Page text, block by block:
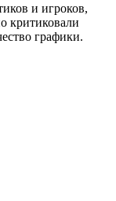
и игроков,
критиковали
графики.